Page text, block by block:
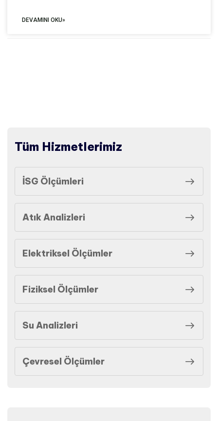
DEVAMINI OKU»
Tüm Hizmetlerimiz
İSG Ölçümleri
Atık Analizleri
Elektriksel Ölçümler
Fiziksel Ölçümler
Su Analizleri
Çevresel Ölçümler